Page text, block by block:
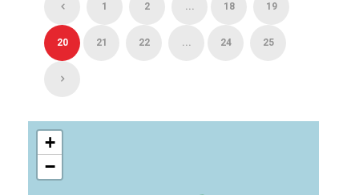
1 2 ... 18 19
20 21 22 ... 24 25
+
−